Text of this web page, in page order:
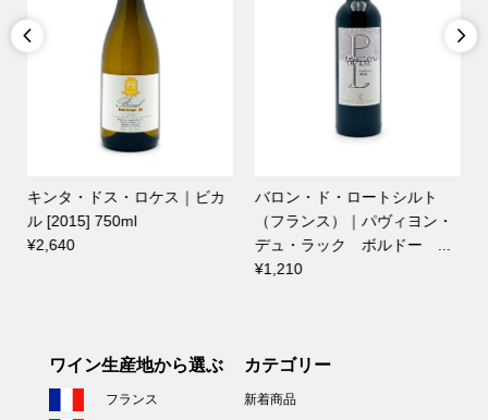

キンタ・ドス・ロケス｜ビカ
ル [2015] 750ml
¥2,640
バロン・ド・ロートシルト
（フランス）｜パヴィヨン・
デュ・ラック ボルドー ...
¥1,210

ワイン生産地から選ぶ
フランス
カテゴリー
新着商品